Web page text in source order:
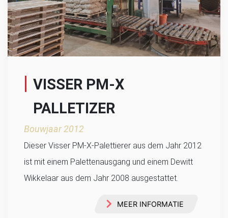
VISSER PM-X
PALLETIZER
Bouwjaar 2012
Dieser Visser PM-X-Palettierer aus dem Jahr 2012
ist mit einem Palettenausgang und einem Dewitt
Wikkelaar aus dem Jahr 2008 ausgestattet.
MEER INFORMATIE